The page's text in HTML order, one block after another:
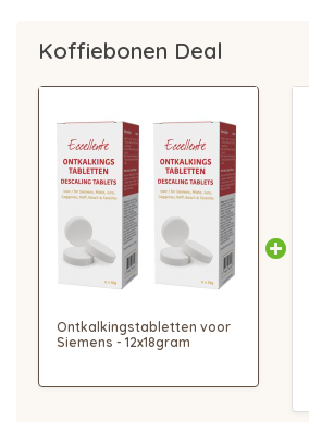
Koffiebonen Deal
Ontkalkingstabletten voor
Siemens - 12x18gram